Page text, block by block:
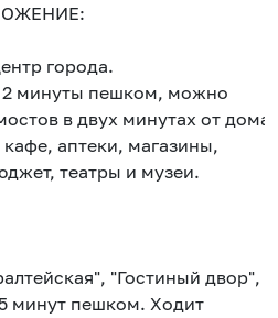
города.
минуты пешком, можно
в двух минутах от дома.
аптеки, магазины,
театры и музеи.
"Гостиный двор",
минут пешком. Ходит